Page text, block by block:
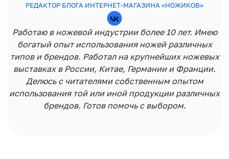
РЕДАКТОР БЛОГА ИНТЕРНЕТ-МАГАЗИНА «НОЖИКОВ»
Работаю в ножевой индустрии более 10 лет. Имею
богатый опыт использования ножей различных
типов и брендов. Работал на крупнейших ножевых
выставках в России, Китае, Германии и Франции.
Делюсь с читателями собственным опытом
использования той или иной продукции различных
брендов. Готов помочь с выбором.